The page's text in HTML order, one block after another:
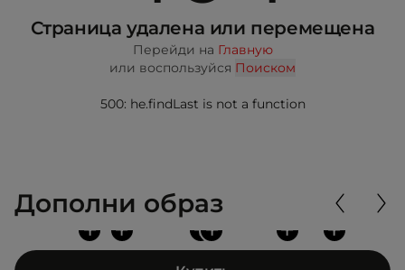
Страница удалена или перемещена
Перейди на Главную
или воспользуйся Поиском
500: he.findLast is not a function
Дополни образ
+
+
+ + +
+